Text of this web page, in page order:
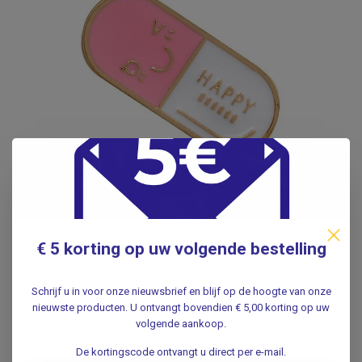
Sieraden voor Verpleegkundigen
aan Je Werkdag
vind je een exclusieve collectie
sieraden voor verpleegkundigendie stijl, comfort en
€ 5 korting op uw volgende bestelling
Schrijf u in voor onze nieuwsbrief en blijf op de hoogte van onze
nieuwste producten. U ontvangt bovendien € 5,00 korting op uw
volgende aankoop.
De kortingscode ontvangt u direct per e-mail.